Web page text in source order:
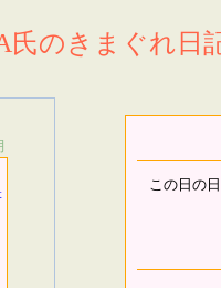
氏のきまぐれ日
この日の